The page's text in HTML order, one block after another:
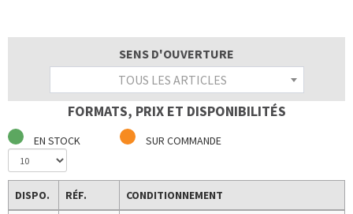
SENS D'OUVERTURE
TOUS LES ARTICLES
FORMATS, PRIX ET DISPONIBILITÉS
EN STOCK SUR COMMANDE
DISPO. RÉF. CONDITIONNEMENT